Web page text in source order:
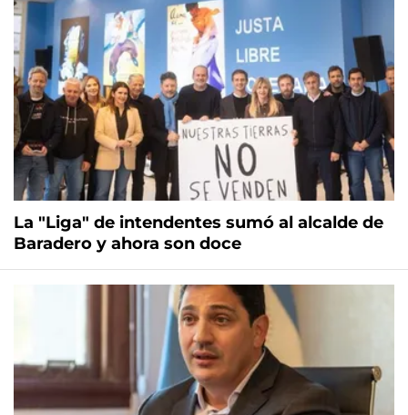
La "Liga" de intendentes sumó al alcalde de
Baradero y ahora son doce